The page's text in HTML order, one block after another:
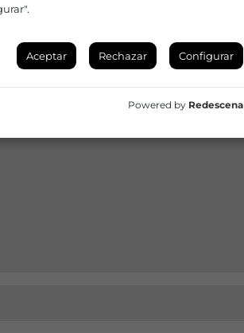
Aceptar Rechazar Configurar
Powered by Redescena